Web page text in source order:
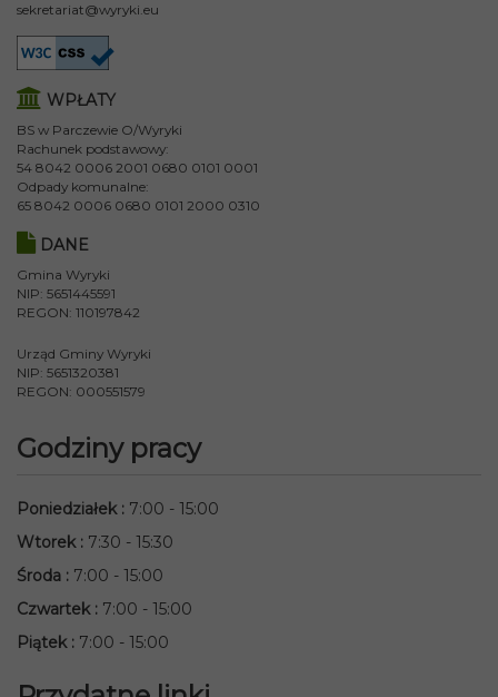
sekretariat@wyryki.eu
WPŁATY
BS w Parczewie O/Wyryki
Rachunek podstawowy:
54 8042 0006 2001 0680 0101 0001
Odpady komunalne:
65 8042 0006 0680 0101 2000 0310
DANE
Gmina Wyryki
NIP: 5651445591
REGON: 110197842
Urząd Gminy Wyryki
NIP: 5651320381
REGON: 000551579
Godziny pracy
Poniedziałek: 7:00 - 15:00
Wtorek: 7:30 - 15:30
Środa : 7:00 - 15:00
Czwartek: 7:00 - 15:00
Piątek: 7:00 - 15:00